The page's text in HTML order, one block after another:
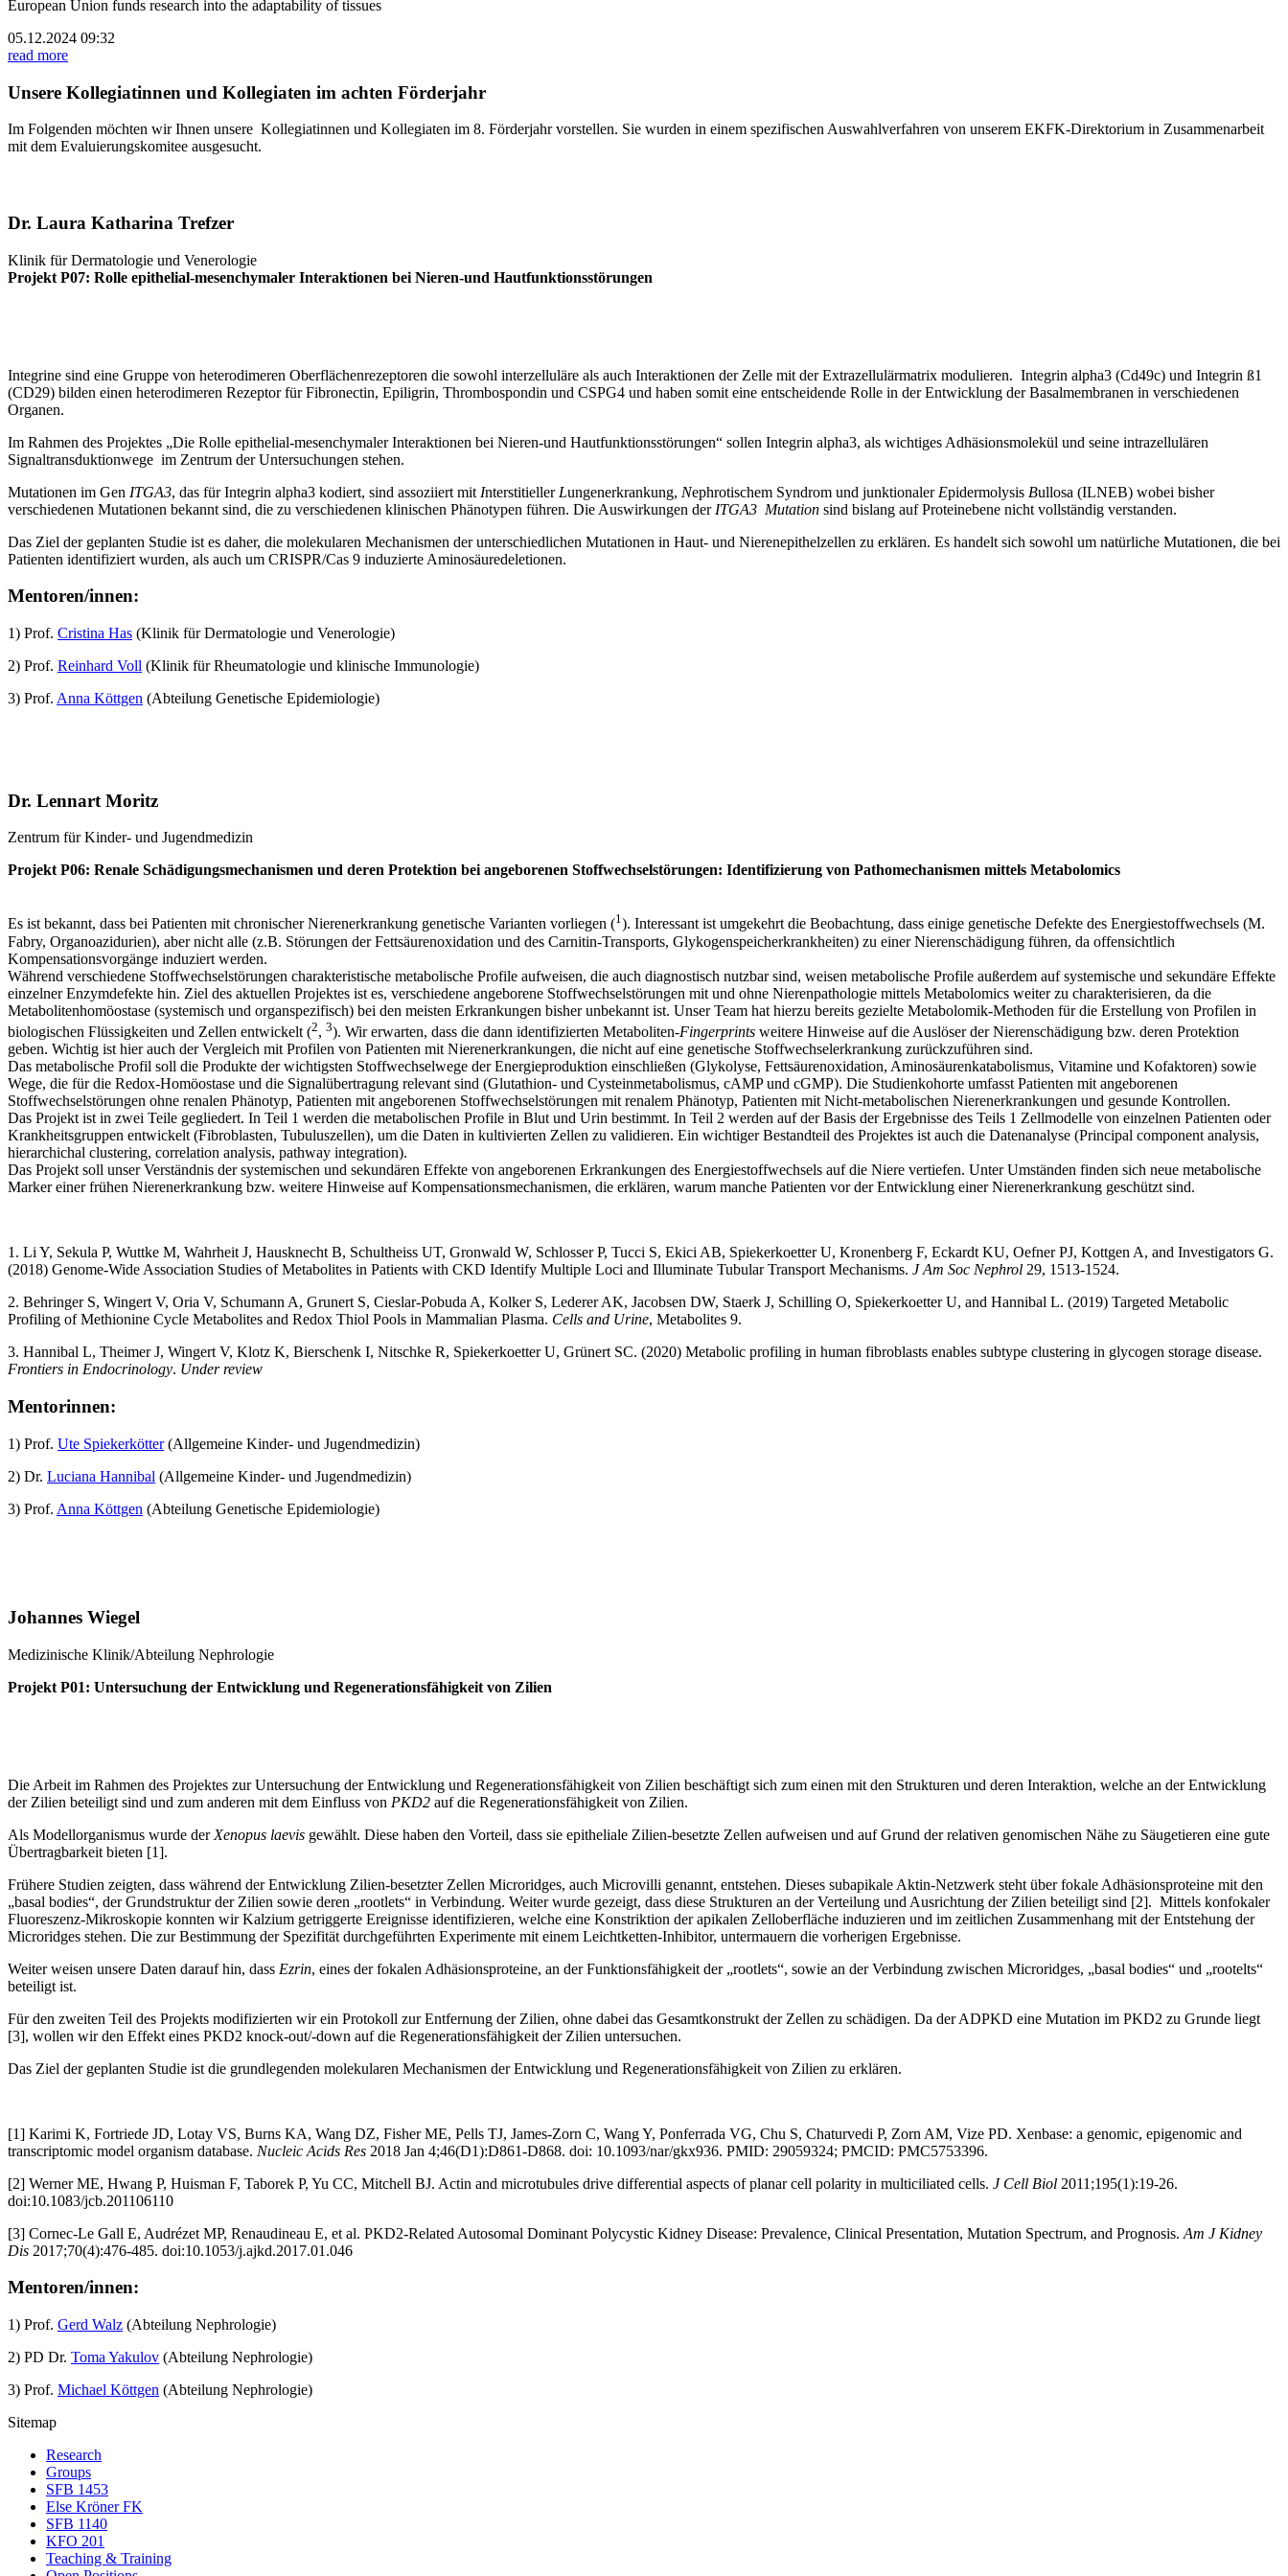
European Union funds research into the adaptability of tissues
05.12.2024 09:32
read more
Unsere Kollegiatinnen und Kollegiaten im achten Förderjahr
Im Folgenden möchten wir Ihnen unsere Kollegiatinnen und Kollegiaten im 8. Förderjahr vorstellen. Sie wurden in einem spezifischen Auswahlverfahren von unserem EKFK-Direktorium in Zusammenarbeit
mit dem Evaluierungskomitee ausgesucht.
Dr. Laura Katharina Trefzer
Klinik für Dermatologie und Venerologie
Projekt P07: Rolle epithelial-mesenchymaler Interaktionen bei Nieren-und Hautfunktionsstörungen
Integrine sind eine Gruppe von heterodimeren Oberflächenrezeptoren die sowohl interzelluläre als auch Interaktionen der Zelle mit der Extrazellulärmatrix modulieren. Integrin alpha3 (Cd49c) und Integrin ß1
(CD29) bilden einen heterodimeren Rezeptor für Fibronectin, Epiligrin, Thrombospondin und CSPG4 und haben somit eine entscheidende Rolle in der Entwicklung der Basalmembranen in verschiedenen
Organen.
Im Rahmen des Projektes „Die Rolle epithelial-mesenchymaler Interaktionen bei Nieren-und Hautfunktionsstörungen“ sollen Integrin alpha3, als wichtiges Adhäsionsmolekül und seine intrazellulären
Signaltransduktionwege im Zentrum der Untersuchungen stehen.
Mutationen im Gen ITGA3, das für Integrin alpha3 kodiert, sind assoziiert mit Interstitieller Lungenerkrankung, Nephrotischem Syndrom und junktionaler Epidermolysis Bullosa (ILNEB) wobei bisher
verschiedenen Mutationen bekannt sind, die zu verschiedenen klinischen Phänotypen führen. Die Auswirkungen der ITGA3 Mutation sind bislang auf Proteinebene nicht vollständig verstanden.
Das Ziel der geplanten Studie ist es daher, die molekularen Mechanismen der unterschiedlichen Mutationen in Haut- und Nierenepithelzellen zu erklären. Es handelt sich sowohl um natürliche Mutationen, die bei
Patienten identifiziert wurden, als auch um CRISPR/Cas 9 induzierte Aminosäuredeletionen.
Mentoren/innen:
1) Prof. Cristina Has (Klinik für Dermatologie und Venerologie)
2) Prof. Reinhard Voll (Klinik für Rheumatologie und klinische Immunologie)
3) Prof. Anna Köttgen (Abteilung Genetische Epidemiologie)
Dr. Lennart Moritz
Zentrum für Kinder- und Jugendmedizin
Projekt P06: Renale Schädigungsmechanismen und deren Protektion bei angeborenen Stoffwechselstörungen: Identifizierung von Pathomechanismen mittels Metabolomics
Es ist bekannt, dass bei Patienten mit chronischer Nierenerkrankung genetische Varianten vorliegen (1). Interessant ist umgekehrt die Beobachtung, dass einige genetische Defekte des Energiestoffwechsels (M.
Fabry, Organoazidurien), aber nicht alle (z.B. Störungen der Fettsäurenoxidation und des Carnitin-Transports, Glykogenspeicherkrankheiten) zu einer Nierenschädigung führen, da offensichtlich
Kompensationsvorgänge induziert werden.
Während verschiedene Stoffwechselstörungen charakteristische metabolische Profile aufweisen, die auch diagnostisch nutzbar sind, weisen metabolische Profile außerdem auf systemische und sekundäre Effekte
einzelner Enzymdefekte hin. Ziel des aktuellen Projektes ist es, verschiedene angeborene Stoffwechselstörungen mit und ohne Nierenpathologie mittels Metabolomics weiter zu charakterisieren, da die
Metabolitenhomöostase (systemisch und organspezifisch) bei den meisten Erkrankungen bisher unbekannt ist. Unser Team hat hierzu bereits gezielte Metabolomik-Methoden für die Erstellung von Profilen in
biologischen Flüssigkeiten und Zellen entwickelt (2, 3). Wir erwarten, dass die dann identifizierten Metaboliten-Fingerprints weitere Hinweise auf die Auslöser der Nierenschädigung bzw. deren Protektion
geben. Wichtig ist hier auch der Vergleich mit Profilen von Patienten mit Nierenerkrankungen, die nicht auf eine genetische Stoffwechselerkrankung zurückzuführen sind.
Das metabolische Profil soll die Produkte der wichtigsten Stoffwechselwege der Energieproduktion einschließen (Glykolyse, Fettsäurenoxidation, Aminosäurenkatabolismus, Vitamine und Kofaktoren) sowie
Wege, die für die Redox-Homöostase und die Signalübertragung relevant sind (Glutathion- und Cysteinmetabolismus, cAMP und cGMP). Die Studienkohorte umfasst Patienten mit angeborenen
Stoffwechselstörungen ohne renalen Phänotyp, Patienten mit angeborenen Stoffwechselstörungen mit renalem Phänotyp, Patienten mit Nicht-metabolischen Nierenerkrankungen und gesunde Kontrollen.
Das Projekt ist in zwei Teile gegliedert. In Teil 1 werden die metabolischen Profile in Blut und Urin bestimmt. In Teil 2 werden auf der Basis der Ergebnisse des Teils 1 Zellmodelle von einzelnen Patienten oder
Krankheitsgruppen entwickelt (Fibroblasten, Tubuluszellen), um die Daten in kultivierten Zellen zu validieren. Ein wichtiger Bestandteil des Projektes ist auch die Datenanalyse (Principal component analysis,
hierarchichal clustering, correlation analysis, pathway integration).
Das Projekt soll unser Verständnis der systemischen und sekundären Effekte von angeborenen Erkrankungen des Energiestoffwechsels auf die Niere vertiefen. Unter Umständen finden sich neue metabolische
Marker einer frühen Nierenerkrankung bzw. weitere Hinweise auf Kompensationsmechanismen, die erklären, warum manche Patienten vor der Entwicklung einer Nierenerkrankung geschützt sind.
1. Li Y, Sekula P, Wuttke M, Wahrheit J, Hausknecht B, Schultheiss UT, Gronwald W, Schlosser P, Tucci S, Ekici AB, Spiekerkoetter U, Kronenberg F, Eckardt KU, Oefner PJ, Kottgen A, and Investigators G.
(2018) Genome-Wide Association Studies of Metabolites in Patients with CKD Identify Multiple Loci and Illuminate Tubular Transport Mechanisms. J Am Soc Nephrol 29, 1513-1524.
2. Behringer S, Wingert V, Oria V, Schumann A, Grunert S, Cieslar-Pobuda A, Kolker S, Lederer AK, Jacobsen DW, Staerk J, Schilling O, Spiekerkoetter U, and Hannibal L. (2019) Targeted Metabolic
Profiling of Methionine Cycle Metabolites and Redox Thiol Pools in Mammalian Plasma. Cells and Urine, Metabolites 9.
3. Hannibal L, Theimer J, Wingert V, Klotz K, Bierschenk I, Nitschke R, Spiekerkoetter U, Grünert SC. (2020) Metabolic profiling in human fibroblasts enables subtype clustering in glycogen storage disease.
Frontiers in Endocrinology. Under review
Mentorinnen:
1) Prof. Ute Spiekerkötter(Allgemeine Kinder- und Jugendmedizin)
2) Dr. Luciana Hannibal (Allgemeine Kinder- und Jugendmedizin)
3) Prof. Anna Köttgen (Abteilung Genetische Epidemiologie)
Johannes Wiegel
Medizinische Klinik/Abteilung Nephrologie
Projekt P01: Untersuchung der Entwicklung und Regenerationsfähigkeit von Zilien
Die Arbeit im Rahmen des Projektes zur Untersuchung der Entwicklung und Regenerationsfähigkeit von Zilien beschäftigt sich zum einen mit den Strukturen und deren Interaktion, welche an der Entwicklung
der Zilien beteiligt sind und zum anderen mit dem Einfluss von PKD2 auf die Regenerationsfähigkeit von Zilien.
Als Modellorganismus wurde der Xenopus laevis gewählt. Diese haben den Vorteil, dass sie epitheliale Zilien-besetzte Zellen aufweisen und auf Grund der relativen genomischen Nähe zu Säugetieren eine gute
Übertragbarkeit bieten [1].
Frühere Studien zeigten, dass während der Entwicklung Zilien-besetzter Zellen Microridges, auch Microvilli genannt, entstehen. Dieses subapikale Aktin-Netzwerk steht über fokale Adhäsionsproteine mit den
„basal bodies“, der Grundstruktur der Zilien sowie deren „rootlets“ in Verbindung. Weiter wurde gezeigt, dass diese Strukturen an der Verteilung und Ausrichtung der Zilien beteiligt sind [2]. Mittels konfokaler
Fluoreszenz-Mikroskopie konnten wir Kalzium getriggerte Ereignisse identifizieren, welche eine Konstriktion der apikalen Zelloberfläche induzieren und im zeitlichen Zusammenhang mit der Entstehung der
Microridges stehen. Die zur Bestimmung der Spezifität durchgeführten Experimente mit einem Leichtketten-Inhibitor, untermauern die vorherigen Ergebnisse.
Weiter weisen unsere Daten darauf hin, dass Ezrin, eines der fokalen Adhäsionsproteine, an der Funktionsfähigkeit der „rootlets“, sowie an der Verbindung zwischen Microridges, „basal bodies“ und „rootelts“
beteiligt ist.
Für den zweiten Teil des Projekts modifizierten wir ein Protokoll zur Entfernung der Zilien, ohne dabei das Gesamtkonstrukt der Zellen zu schädigen. Da der ADPKD eine Mutation im PKD2 zu Grunde liegt
[3], wollen wir den Effekt eines PKD2 knock-out/-down auf die Regenerationsfähigkeit der Zilien untersuchen.
Das Ziel der geplanten Studie ist die grundlegenden molekularen Mechanismen der Entwicklung und Regenerationsfähigkeit von Zilien zu erklären.
[1] Karimi K, Fortriede JD, Lotay VS, Burns KA, Wang DZ, Fisher ME, Pells TJ, James-Zorn C, Wang Y, Ponferrada VG, Chu S, Chaturvedi P, Zorn AM, Vize PD. Xenbase: a genomic, epigenomic and
transcriptomic model organism database. Nucleic Acids Res 2018 Jan 4;46(D1):D861-D868. doi: 10.1093/nar/gkx936. PMID: 29059324; PMCID: PMC5753396.
[2] Werner ME, Hwang P, Huisman F, Taborek P, Yu CC, Mitchell BJ. Actin and microtubules drive differential aspects of planar cell polarity in multiciliated cells. J Cell Biol 2011;195(1):19-26.
doi:10.1083/jcb.201106110
[3] Cornec-Le Gall E, Audrézet MP, Renaudineau E, et al. PKD2-Related Autosomal Dominant Polycystic Kidney Disease: Prevalence, Clinical Presentation, Mutation Spectrum, and Prognosis. Am J Kidney
Dis 2017;70(4):476-485. doi:10.1053/j.ajkd.2017.01.046
Mentoren/innen:
1) Prof. Gerd Walz (Abteilung Nephrologie)
2) PD Dr. Toma Yakulov (Abteilung Nephrologie)
3) Prof. Michael Köttgen (Abteilung Nephrologie)
Sitemap
Research
Groups
SFB 1453
Else Kröner FK
SFB 1140
KFO 201
Teaching & Training